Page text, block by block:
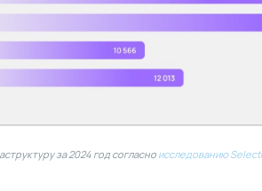
за 2024 год согласно исследованию